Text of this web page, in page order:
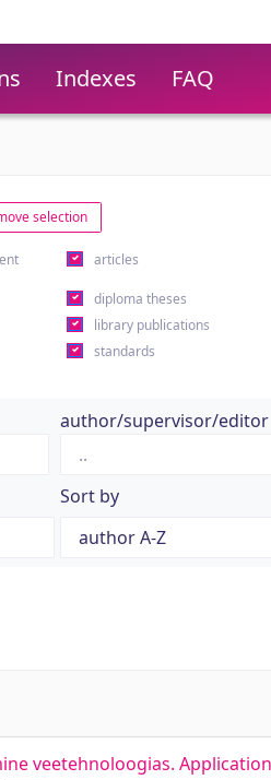
Indexes FAQ
selection
articles
diploma theses
library publications
standards
author/supervisor/editor
Sort by
veetehnoloogias.